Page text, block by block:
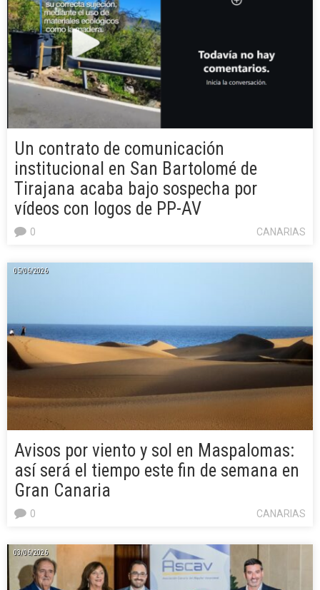
Un contrato de comunicación
institucional en San Bartolomé de
Tirajana acaba bajo sospecha por
vídeos con logos de PP-AV
CANARIAS
0
05/06/2026
Avisos por viento y sol en Maspalomas:
así será el tiempo este fin de semana en
Gran Canaria
CANARIAS
0
03/06/2026